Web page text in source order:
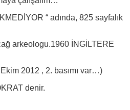
“ adında, 825 sayfalık
arkeologu.1960 İNGİLTERE
Ekim 2012 , 2. basımı var…)
denir.